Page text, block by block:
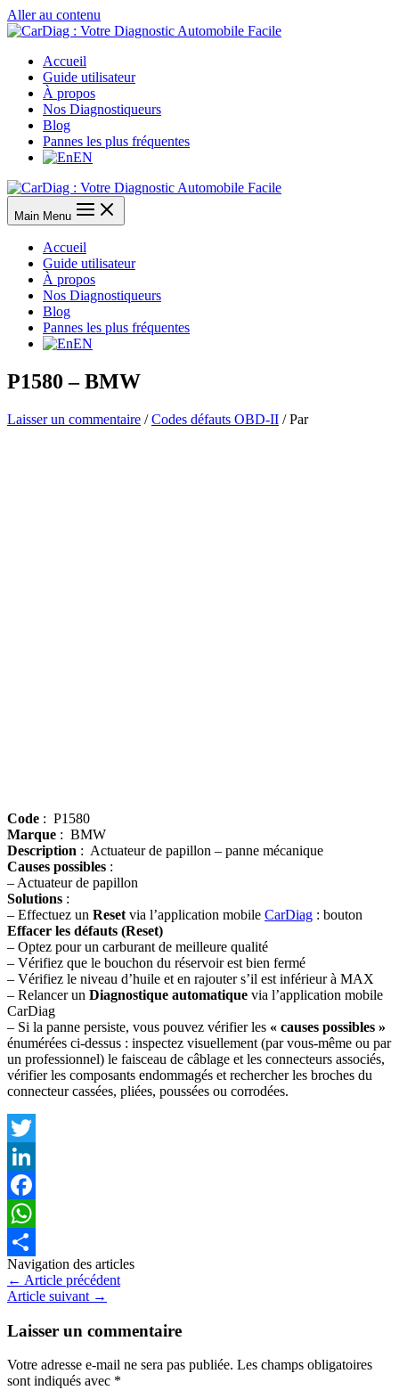
Aller au contenu
Accueil
Guide utilisateur
À propos
Nos Diagnostiqueurs
Blog
Pannes les plus fréquentes
EN
Main Menu
Accueil
Guide utilisateur
À propos
Nos Diagnostiqueurs
Blog
Pannes les plus fréquentes
EN
P1580 – BMW
Laisser un commentaire /Codes défauts OBD-II / Par
Code : P1580
Marque : BMW
Description : Actuateur de papillon – panne mécanique
Causes possibles :
– Actuateur de papillon
Solutions :
– Effectuez un Reset via l’application mobile CarDiag : bouton
Effacer les défauts (Reset)
– Optez pour un carburant de meilleure qualité
– Vérifiez que le bouchon du réservoir est bien fermé
– Vérifiez le niveau d’huile et en rajouter s’il est inférieur à MAX
– Relancer un Diagnostique automatique via l’application mobile
CarDiag
– Si la panne persiste, vous pouvez vérifier les « causes possibles »
énumérées ci-dessus : inspectez visuellement (par vous-même ou par
un professionnel) le faisceau de câblage et les connecteurs associés,
vérifier les composants endommagés et rechercher les broches du
connecteur cassées, pliées, poussées ou corrodées.
Twitter
LinkedIn
Facebook
WhatsApp
Partager
Navigation des articles
← Article précédent
Article suivant →
Laisser un commentaire
Votre adresse e-mail ne sera pas publiée. Les champs obligatoires
sont indiqués avec *